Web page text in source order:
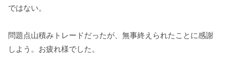
ではない。
問題点山積みトレードだったが、無事終えられたことに感謝
しよう。お疲れ様でした。